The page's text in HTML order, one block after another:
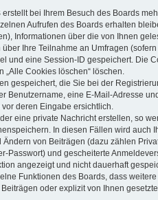
erstellt bei Ihrem Besuch des Boards
Aufrufen des Boards erhalten
Informationen über die von Ihnen
Ihre Teilnahme an Umfragen
und eine Session-ID gespeichert. Die
„Alle Cookies löschen“ löschen.
gespeichert, die Sie bei der
Benutzername, eine E-Mail-Adresse
deren Eingabe ersichtlich.
eine private Nachricht erstellen, so
In diesen Fällen wird
von Beiträgen (dazu zählen
Passwort) und gescheiterte
angezeigt und nicht dauerhaft
Funktionen des Boards, dass
oder explizit von Ihnen